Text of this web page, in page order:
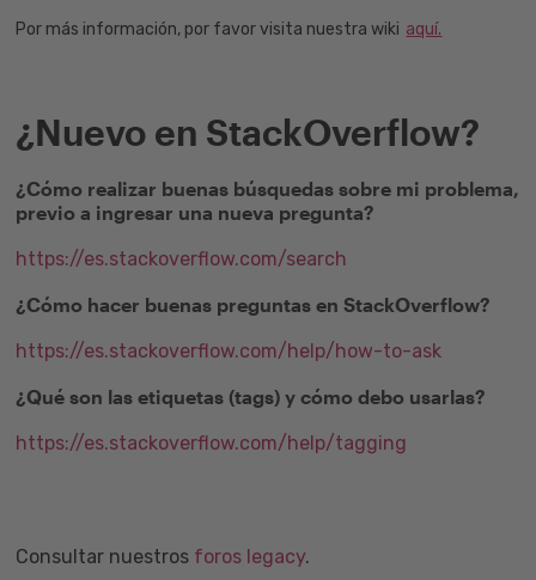
Por más información, por favor visita nuestra wiki aquí.
¿Nuevo en StackOverflow?
¿Cómo realizar buenas búsquedas sobre mi problema,
previo a ingresar una nueva pregunta?
https://es.stackoverflow.com/search
¿Cómo hacer buenas preguntas en StackOverflow?
https://es.stackoverflow.com/help/how-to-ask
¿Qué son las etiquetas (tags) y cómo debo usarlas?
https://es.stackoverflow.com/help/tagging
Consultar nuestros foros legacy.